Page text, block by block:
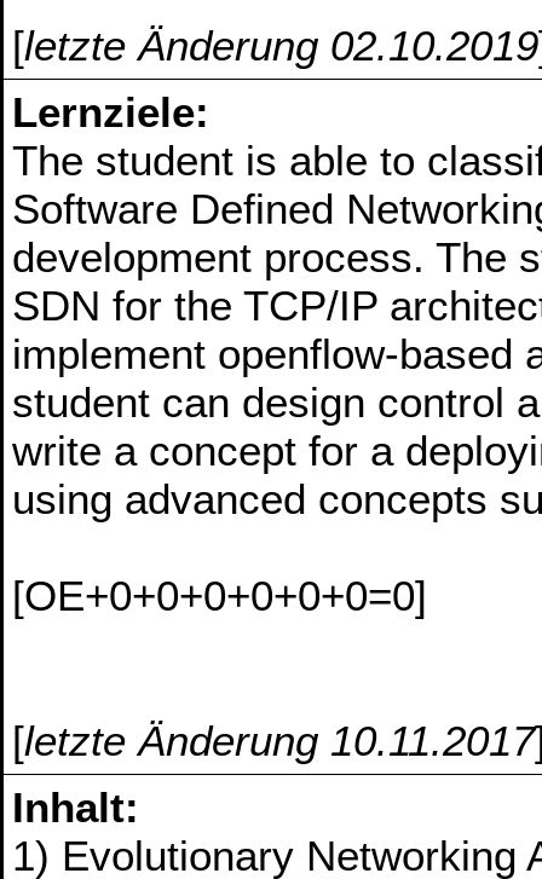
[letzte Änderung 02.10.2019
Lernziele:
The student is able to
Software Defined
development process. The
SDN for the TCP/IP
implement openflow-based
student can design control
write a concept for a
using advanced concepts
[OE+0+0+0+0+0+0=0]
[letzte Änderung 10.11.2017
Inhalt:
1) Evolutionary Networking